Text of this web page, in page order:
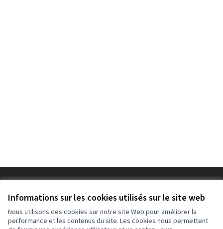
Informations sur les cookies utilisés sur le site web
Nous utilisons des cookies sur notre site Web pour améliorer la
performance et les contenus du site. Les cookies nous permettent
Paramètres des cookies